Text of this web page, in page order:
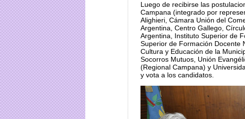
Luego de recibirse las
Campana (integrado por
Alighieri, Cámara Unión del
Argentina, Centro Gallego,
Argentina, Instituto Superior de
Superior de Formación Docente
Cultura y Educación de la
Socorros Mutuos, Unión
(Regional Campana) y
y vota a los candidatos.